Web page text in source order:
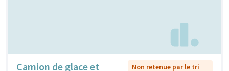
Camion de glace et
Non retenue par le tri